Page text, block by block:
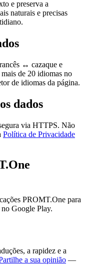
e preserva a
naturais e precisas
↔ cazaque e
de 20 idiomas no
de idiomas da página.
dados
via HTTPS. Não
Política de Privacidade
PROMT.One para
Google Play.
a rapidez e a
a sua opinião —